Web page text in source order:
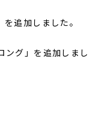
追加しました。
ング」を追加しまし